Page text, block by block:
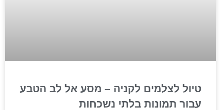
טיול לצלמים לקניה – מסע אל לב הטבע
עבור תמונות בלתי נשכחות